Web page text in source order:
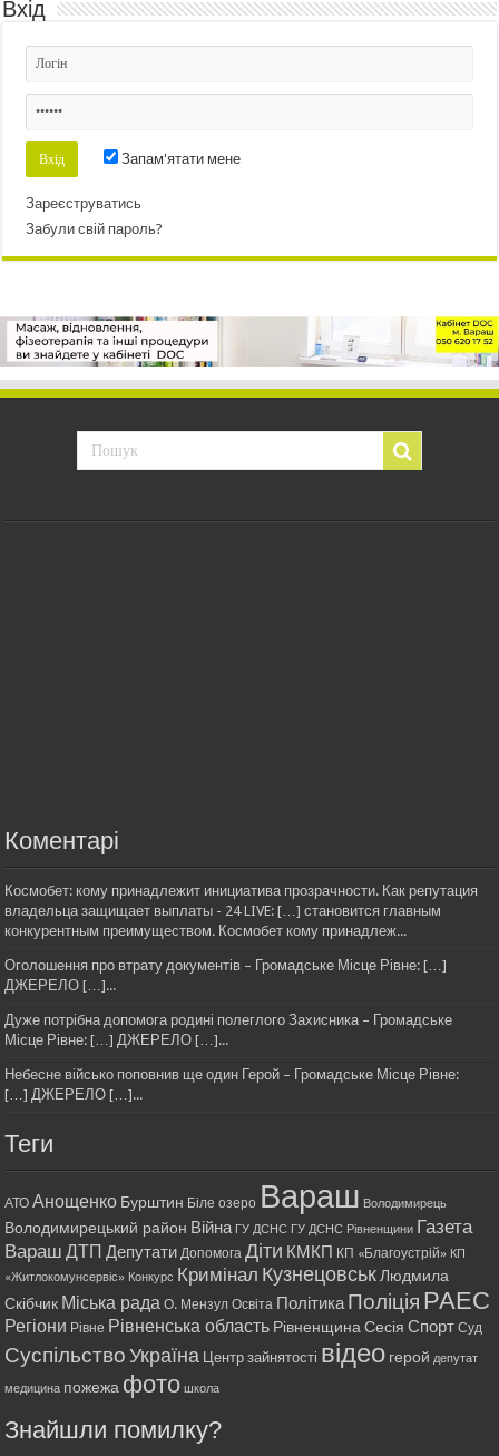
Вхід
Запам'ятати мене
Зареєструватись
Забули свій пароль?
Коментарі
Космобет: кому принадлежит инициатива прозрачности. Как репутация
владельца защищает выплаты - 24 LIVE: […] становится главным
конкурентным преимуществом. Космобет кому принадлеж...
Оголошення про втрату документів – Громадське Місце Рівне: […]
ДЖЕРЕЛО […]...
Дуже потрібна допомога родині полеглого Захисника – Громадське
Місце Рівне: […] ДЖЕРЕЛО […]...
Небесне військо поповнив ще один Герой – Громадське Місце Рівне:
[…] ДЖЕРЕЛО […]...
Теги
АТО Анощенко Бурштин Біле озеро Вараш Володимирець
Володимирецький район Війна ГУ ДСНС ГУ ДСНС Рівненщини Газета
Вараш ДТП Депутати Допомога Діти КМКП КП «Благоустрій» КП
«Житлокомунсервіс» Конкурс Кримінал Кузнецовськ Людмила
Скібчик Міська рада О. Мензул Освіта ПолітикаПоліція РАЕС
Регіони Рівне Рівненська область Рівненщина Сесія Спорт Суд
Суспільство Україна Центр зайнятості відео герой депутат
медицина пожежа фото школа
Знайшли помилку?